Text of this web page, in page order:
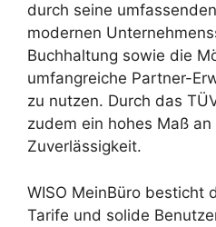
durch seine
modernen
Buchhaltung sowie die
umfangreiche Partner-
zu nutzen. Durch das
zudem ein hohes Maß
Zuverlässigkeit.
WISO MeinBüro besticht
Tarife und solide